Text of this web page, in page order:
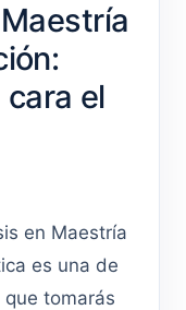
cara el
en Maestría
es una de
tomarás